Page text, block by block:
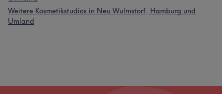
Weitere Kosmetikstudios in Neu Wulmstorf, Hamburg und
Umland